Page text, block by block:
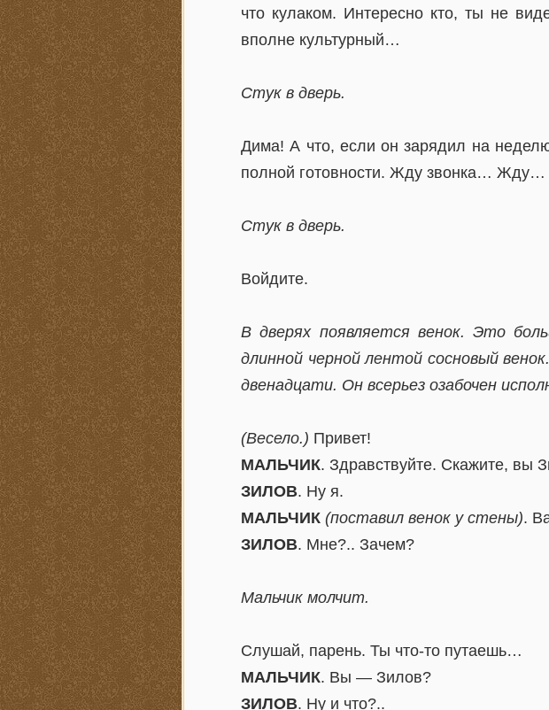
что кулаком. Интересно кто, ты не
вполне культурный…
Стук в дверь.
Дима! А что, если он зарядил на
полной готовности. Жду звонка… Жду…
Стук в дверь.
Войдите.
В дверях появляется венок. Это
длинной черной лентой сосновый
двенадцати. Он всерьез озабочен
(Весело.) Привет!
МАЛЬЧИК. Здравствуйте. Скажите, вы
ЗИЛОВ. Ну я.
МАЛЬЧИК (поставил венок у стены).
ЗИЛОВ. Мне?.. Зачем?
Мальчик молчит.
Слушай, парень. Ты что-то путаешь…
МАЛЬЧИК. Вы — Зилов?
ЗИЛОВ. Ну и что?..